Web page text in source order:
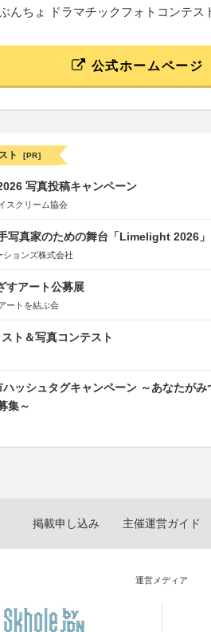
ぶんちょ ドラマチックフォトコンテス
公式ホームページ
ト [PR]
写真投稿キャンペーン
スクリーム協会
写真家のための舞台「Limelight 2026」
ョンズ株式会社
すアート公募展
ートを結ぶ会
ト＆写真コンテスト
ッシュタグキャンペーン ～あなたがみ
集～
掲載申し込み 主催運営ガイド
運営メディア